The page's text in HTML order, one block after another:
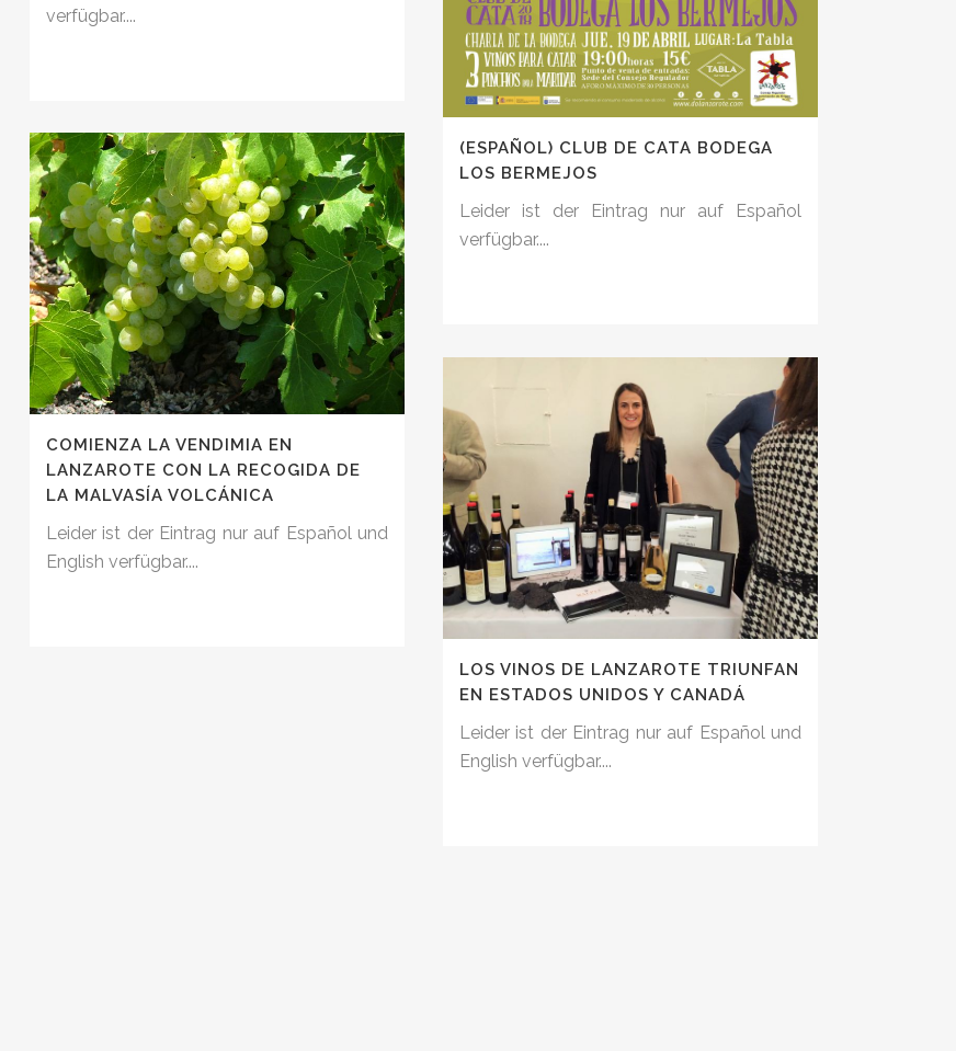
verfügbar....
(ESPAÑOL) CLUB DE CATA BODEGA
LOS BERMEJOS
Leider ist der Eintrag nur auf Español
verfügbar....
COMIENZA LA VENDIMIA EN
LANZAROTE CON LA RECOGIDA DE
LA MALVASÍA VOLCÁNICA
Leider ist der Eintrag nur auf Español und
English verfügbar....
LOS VINOS DE LANZAROTE TRIUNFAN
EN ESTADOS UNIDOS Y CANADÁ
Leider ist der Eintrag nur auf Español und
English verfügbar....